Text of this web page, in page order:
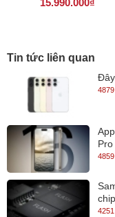
Cấu hình:
HP gọi ZBook Fury
giới”, nên không
những cấu hình đa
15.990.000₫
Tin tức liên quan
lưu